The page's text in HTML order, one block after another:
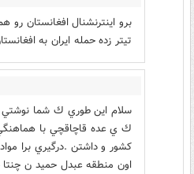
برو اینترنشنال افغانستان رو
تیتر زده حمله ایران به
سلام اين طوري ك شما
ك ي عده قاچاقچي با
كشور و داشتن .درگيري برا
اون منطقه عبدل حميد ن